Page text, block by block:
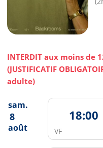
INTERDIT aux moins de
(JUSTIFICATIF
adulte)
sam.
8
août
18:00
VF